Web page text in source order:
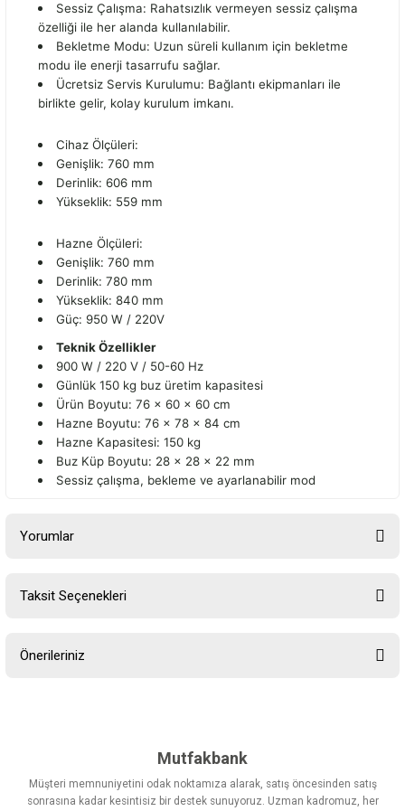
Sessiz Çalışma: Rahatsızlık vermeyen sessiz çalışma
özelliği ile her alanda kullanılabilir.
Bekletme Modu: Uzun süreli kullanım için bekletme
modu ile enerji tasarrufu sağlar.
Ücretsiz Servis Kurulumu: Bağlantı ekipmanları ile
birlikte gelir, kolay kurulum imkanı.
Cihaz Ölçüleri:
Genişlik: 760 mm
Derinlik: 606 mm
Yükseklik: 559 mm
Hazne Ölçüleri:
Genişlik: 760 mm
Derinlik: 780 mm
Yükseklik: 840 mm
Güç: 950 W / 220V
Teknik Özellikler
900 W / 220 V / 50-60 Hz
Günlük 150 kg buz üretim kapasitesi
Ürün Boyutu: 76 x 60 x 60 cm
Hazne Boyutu: 76 x 78 x 84 cm
Hazne Kapasitesi: 150 kg
Buz Küp Boyutu: 28 x 28 x 22 mm
Sessiz çalışma, bekleme ve ayarlanabilir mod
Yorumlar
Taksit Seçenekleri
Önerileriniz
Görüş ve önerileriniz için teşekkür ederiz.
Ürün resmi kalitesiz, bozuk veya görüntülenemiyor.
Mutfakbank
Müşteri memnuniyetini odak noktamıza alarak, satış öncesinden satış
sonrasına kadar kesintisiz bir destek sunuyoruz. Uzman kadromuz, her